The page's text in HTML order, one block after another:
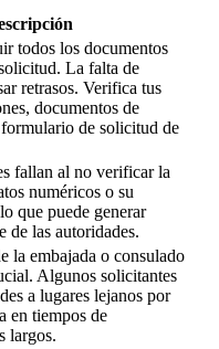
todos los documentos
La falta de
retrasos. Verifica tus
documentos de
de solicitud de
fallan al no verificar la
numéricos o su
que puede generar
de las autoridades.
la embajada o consulado
Algunos solicitantes
a lugares lejanos por
en tiempos de
largos.